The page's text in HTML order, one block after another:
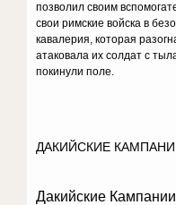
позволил своим
свои римские войска в
кавалерия, которая
атаковала их солдат с
покинули поле.
ДАКИЙСКИЕ
Дакийские Кампании